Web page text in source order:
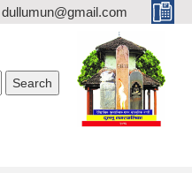
dullumun@gmail.com